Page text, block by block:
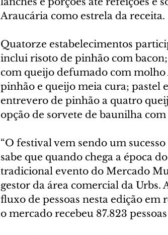
Araucária como estrela da receita.
Quatorze estabelecimentos
inclui risoto de pinhão com
com queijo defumado com molho
pinhão e queijo meia cura; pastel
entrevero de pinhão a quatro
opção de sorvete de baunilha
“O festival vem sendo um
sabe que quando chega a época
tradicional evento do Mercado
gestor da área comercial da Urbs.
fluxo de pessoas nesta edição em
o mercado recebeu 87.823